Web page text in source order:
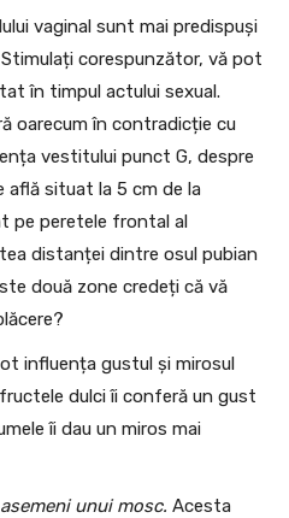
vaginal sunt mai predispuși
corespunzător, vă pot
în timpul actului sexual.
oarecum în contradicție cu
vestitului punct G, despre
situat la 5 cm de la
pe peretele frontal al
distanței dintre osul pubian
două zone credeți că vă
influența gustul și mirosul
dulci îi conferă un gust
îi dau un miros mai
unui mosc. Acesta